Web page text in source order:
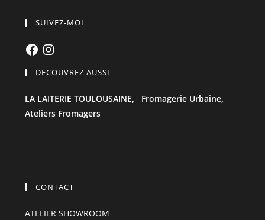
SUIVEZ-MOI
FacebookInstagram
DECOUVREZ AUSSI
LA LAITERIE TOULOUSAINE, Fromagerie Urbaine,
Ateliers Fromagers
CONTACT
ATELIER SHOWROOM